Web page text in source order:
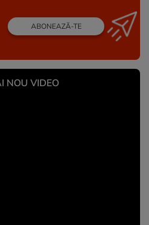
ABONEAZĂ-TE
NOU VIDEO